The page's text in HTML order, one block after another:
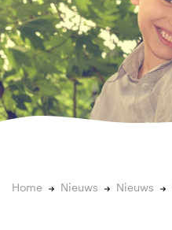
Home Nieuws Nieuws